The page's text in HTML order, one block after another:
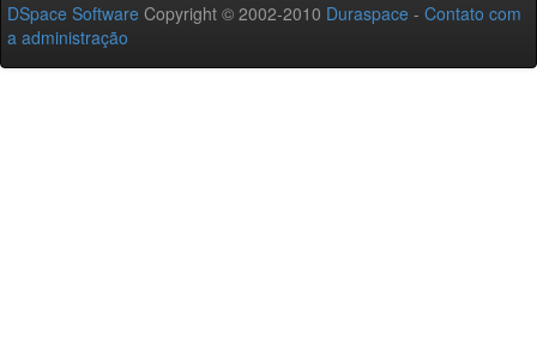
DSpace Software Copyright © 2002-2010 Duraspace - Contato com
a administração